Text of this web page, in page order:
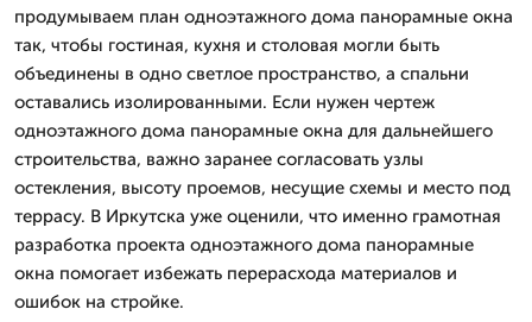
продумываем план одноэтажного дома панорамные окна
так, чтобы гостиная, кухня и столовая могли быть
объединены в одно светлое пространство, а спальни
оставались изолированными. Если нужен чертеж
одноэтажного дома панорамные окна для дальнейшего
строительства, важно заранее согласовать узлы
остекления, высоту проемов, несущие схемы и место под
террасу. В Иркутска уже оценили, что именно грамотная
разработка проекта одноэтажного дома панорамные
окна помогает избежать перерасхода материалов и
ошибок на стройке.